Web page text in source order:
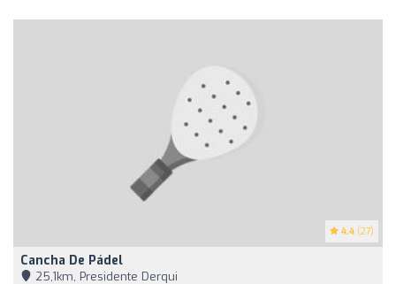
4.4 (27)
Cancha De Pádel
25,1km, Presidente Derqui